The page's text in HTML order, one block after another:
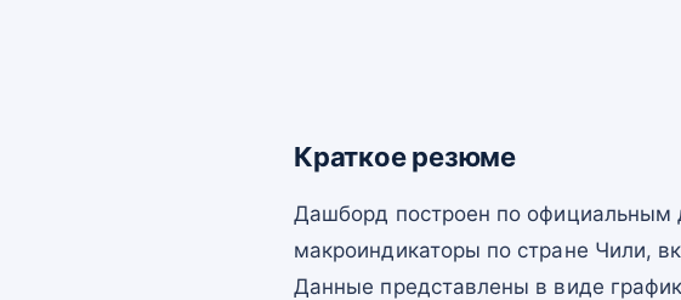
Краткое резюме
Дашборд построен по официальным
макроиндикаторы по стране Чили,
Данные представлены в виде